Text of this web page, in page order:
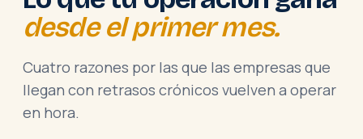
desde el primer mes.
Cuatro razones por las que las empresas que
llegan con retrasos crónicos vuelven a operar
en hora.